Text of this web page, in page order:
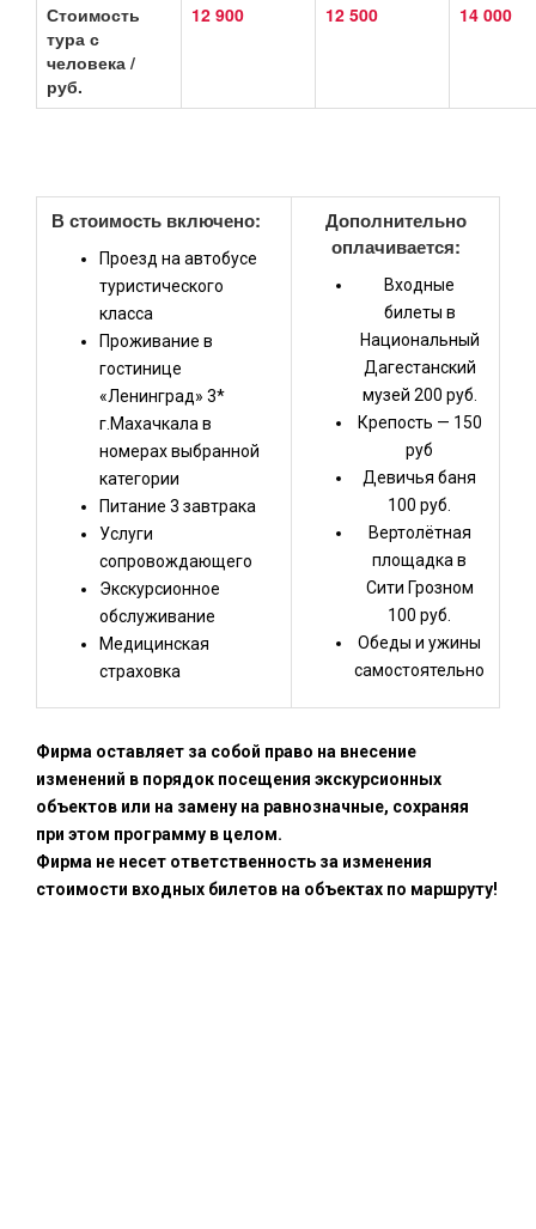
Стоимость
тура с
человека /
руб.
12 900 12 500 14 000
В стоимость включено:
Проезд на автобусе
туристического
класса
Проживание в
гостинице
«Ленинград» 3*
г.Махачкала в
номерах выбранной
категории
Питание 3 завтрака
Услуги
сопровождающего
Экскурсионное
обслуживание
Медицинская
страховка
Дополнительно
оплачивается:
Входные
билеты в
Национальный
Дагестанский
музей 200 руб.
Крепость — 150
руб
Девичья баня
100 руб.
Вертолётная
площадка в
Сити Грозном
100 руб.
Обеды и ужины
самостоятельно
Фирма оставляет за собой право на внесение
изменений в порядок посещения экскурсионных
объектов или на замену на равнозначные, сохраняя
при этом программу в целом.
Фирма не несет ответственность за изменения
стоимости входных билетов на объектах по маршруту!